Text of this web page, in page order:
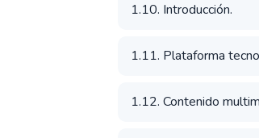
1.10. Introducción.
1.11. Plataforma
1.12. Contenido